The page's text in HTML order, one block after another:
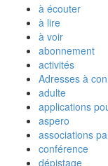
à écouter
à lire
à voir
abonnement
activités
Adresses à
adulte
applications
aspero
associations
conférence
dépistage